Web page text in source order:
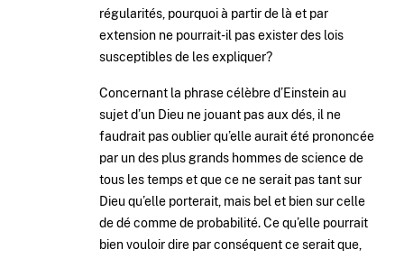
régularités, pourquoi à partir de là et par
extension ne pourrait-il pas exister des lois
susceptibles de les expliquer?
Concernant la phrase célèbre d’Einstein au
sujet d’un Dieu ne jouant pas aux dés, il ne
faudrait pas oublier qu’elle aurait été prononcée
par un des plus grands hommes de science de
tous les temps et que ce ne serait pas tant sur
Dieu qu’elle porterait, mais bel et bien sur celle
de dé comme de probabilité. Ce qu’elle pourrait
bien vouloir dire par conséquent ce serait que,